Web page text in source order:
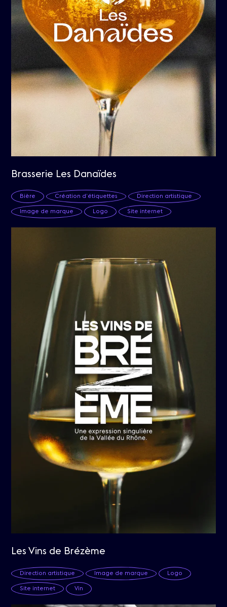
Brasserie Les Danaïdes
Bière Création d’étiquettes Direction artistique
Image de marque Logo Site internet
Les Vins de Brézème
Direction artistique Image de marque Logo
Site internet Vin